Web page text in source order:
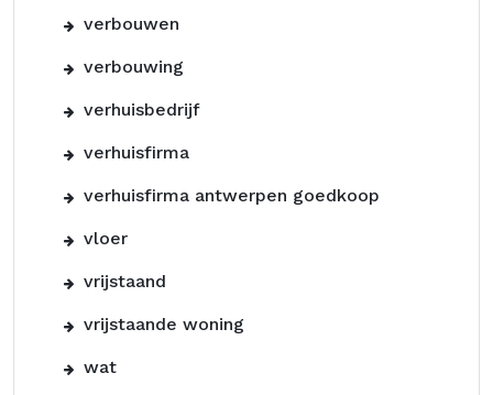
verbouwen
verbouwing
verhuisbedrijf
verhuisfirma
verhuisfirma antwerpen goedkoop
vloer
vrijstaand
vrijstaande woning
wat